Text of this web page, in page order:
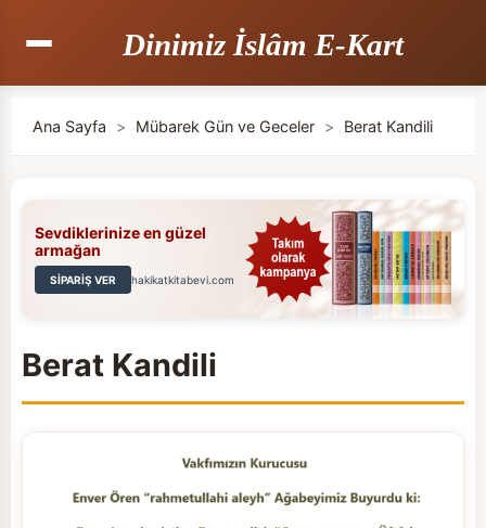
Dinimiz İslâm E-Kart
Ana Sayfa > Mübarek Gün ve Geceler > Berat Kandili
Sevdiklerinize en güzel
armağan
SİPARİŞ VER hakikatkitabevi.com
Berat Kandili